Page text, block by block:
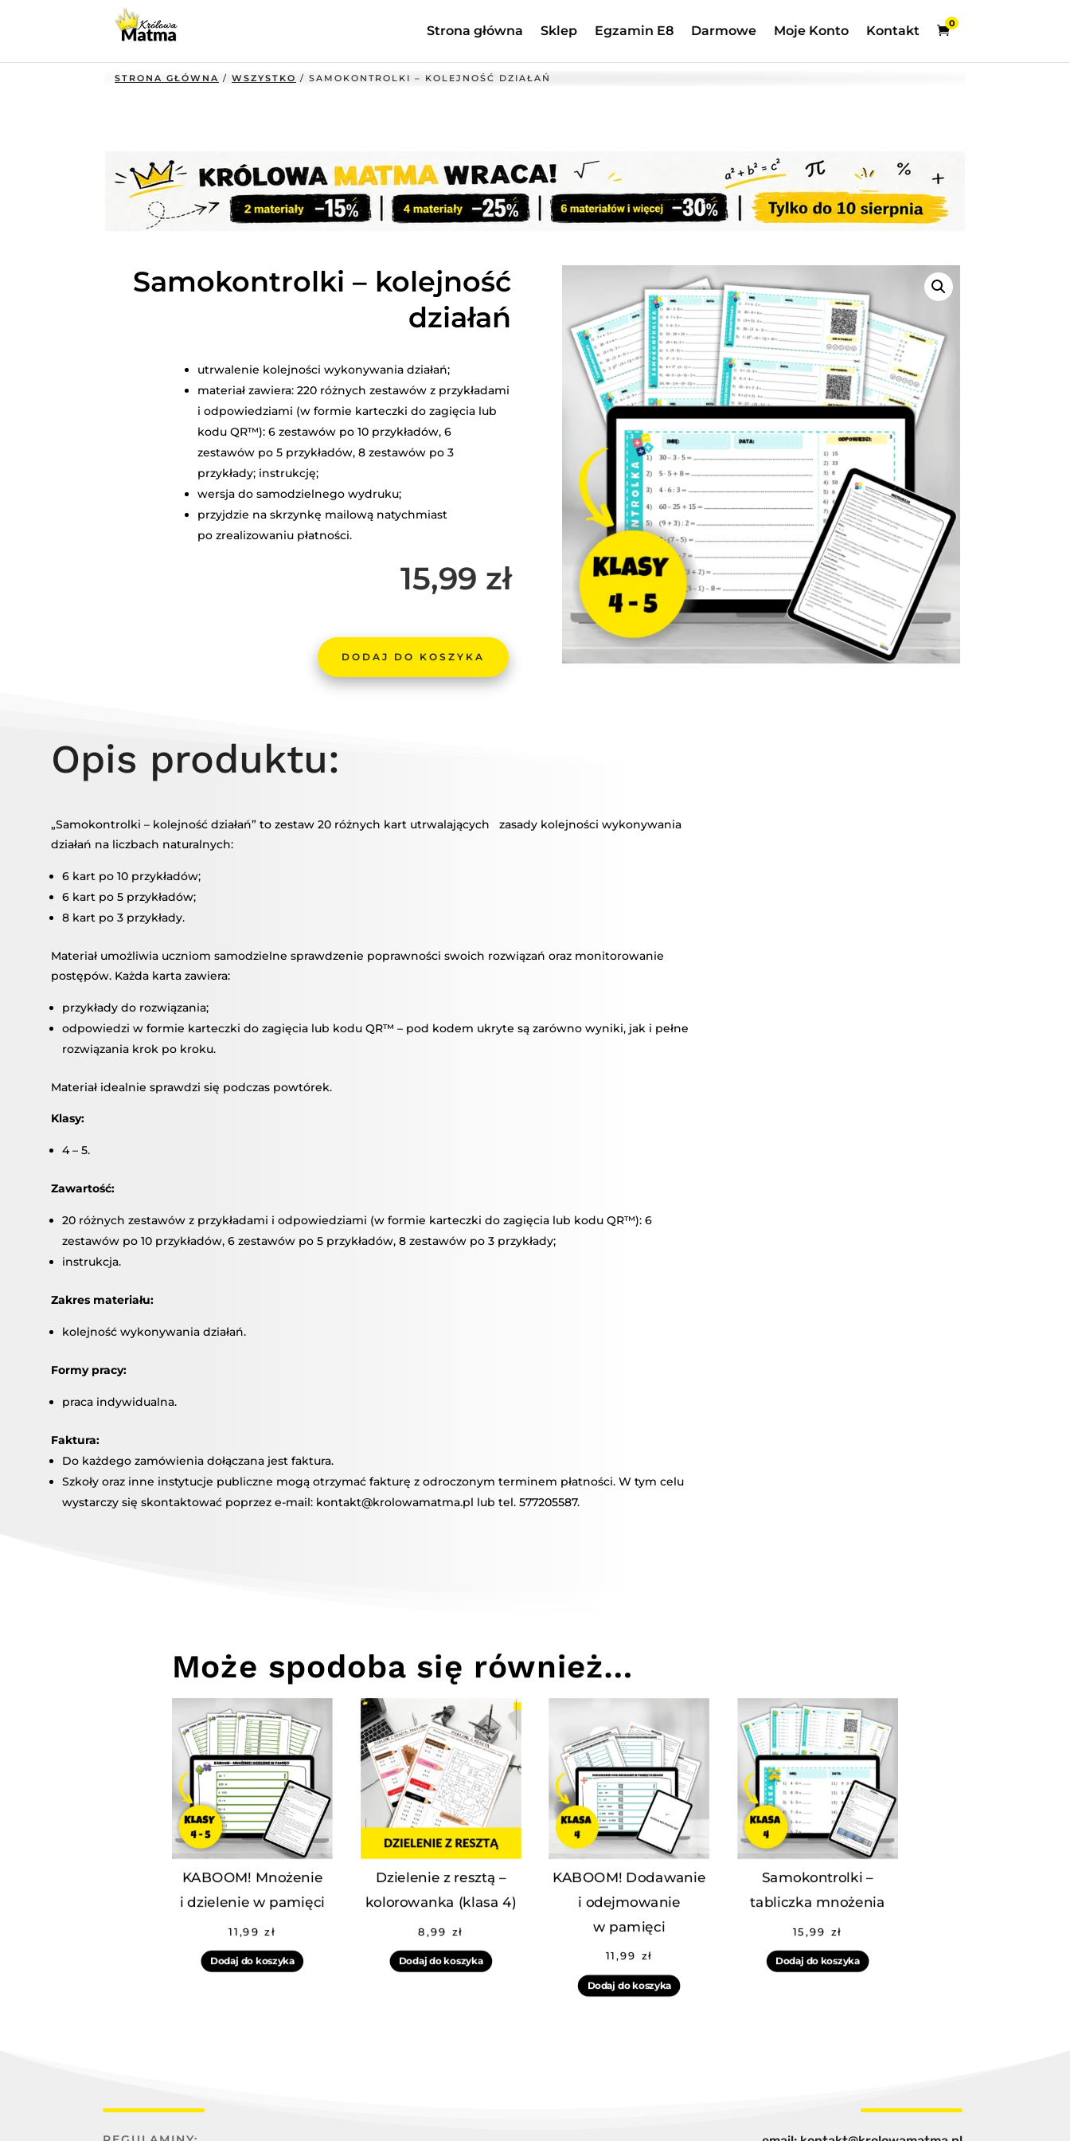
Strona główna Sklep Egzamin E8 Darmowe Moje Konto Kontakt
0
STRONA GŁÓWNA / WSZYSTKO / SAMOKONTROLKI – KOLEJNOŚĆ DZIAŁAŃ
Samokontrolki – kolejność
działań
utrwalenie kolejności wykonywania działań;
materiał zawiera: 220 różnych zestawów z przykładami
i odpowiedziami (w formie karteczki do zagięcia lub
kodu QR™): 6 zestawów po 10 przykładów, 6
zestawów po 5 przykładów, 8 zestawów po 3
przykłady; instrukcję;
wersja do samodzielnego wydruku;
przyjdzie na skrzynkę mailową natychmiast
po zrealizowaniu płatności.
15,99 zł
ILOŚĆ
SAMOKONTROLKI
DODAJ DO KOSZYKA
Opis produktu:
„Samokontrolki – kolejność działań” to zestaw 20 różnych kart utrwalających zasady kolejności wykonywania
działań na liczbach naturalnych:
6 kart po 10 przykładów;
6 kart po 5 przykładów;
8 kart po 3 przykłady.
Materiał umożliwia uczniom samodzielne sprawdzenie poprawności swoich rozwiązań oraz monitorowanie
postępów. Każda karta zawiera:
przykłady do rozwiązania;
odpowiedzi w formie karteczki do zagięcia lub kodu QR™ – pod kodem ukryte są zarówno wyniki, jak i pełne
rozwiązania krok po kroku.
Materiał idealnie sprawdzi się podczas powtórek.
Klasy:
4 – 5.
Zawartość:
20 różnych zestawów z przykładami i odpowiedziami (w formie karteczki do zagięcia lub kodu QR™): 6
zestawów po 10 przykładów, 6 zestawów po 5 przykładów, 8 zestawów po 3 przykłady;
instrukcja.
Zakres materiału:
kolejność wykonywania działań.
Formy pracy:
praca indywidualna.
Faktura:
Do każdego zamówienia dołączana jest faktura.
Szkoły oraz inne instytucje publiczne mogą otrzymać fakturę z odroczonym terminem płatności. W tym celu
wystarczy się skontaktować poprzez e-mail: kontakt@krolowamatma.pl lub tel. 577205587.
Może spodoba się również…
KABOOM! Mnożenie
i dzielenie w pamięci
11,99zł
Dodaj do koszyka
Dzielenie z resztą –
kolorowanka (klasa 4)
8,99 zł
Dodaj do koszyka
KABOOM! Dodawanie
i odejmowanie
w pamięci
11,99 zł
Dodaj do koszyka
Samokontrolki –
tabliczka mnożenia
15,99 zł
Dodaj do koszyka